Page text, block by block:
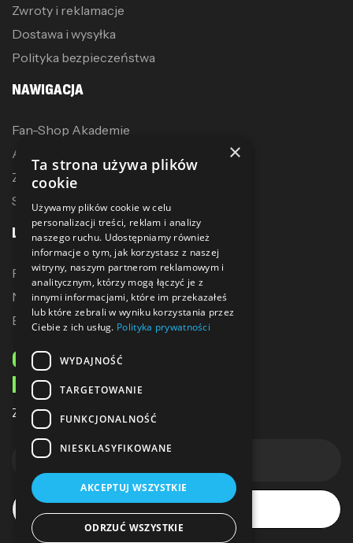
Zwroty i reklamacje
Dostawa i wysyłka
Polityka bezpieczeństwa
NAWIGACJA
Fan-Shop Akademie
Akcesoria treningowe
Zostań dystrybutorem
Sublimacja
LINKI
Promocje
Nowe produkty
Bestsellery
ODBIERZ 10% ZNIŻKI
NA PIERWSZE ZAKUPY
Zapisz się do naszego newslettera
Subskrybuj
×
Ta strona używa plików
cookie
Używamy plików cookie w celu
personalizacji treści, reklam i analizy
naszego ruchu. Udostępniamy również
informacje o tym, jak korzystasz z naszej
witryny, naszym partnerom reklamowym i
analitycznym, którzy mogą łączyć je z
innymi informacjami, które im przekazałeś
lub które zebrali w wyniku korzystania przez
Ciebie z ich usług. Polityka prywatności
WYDAJNOŚĆ
TARGETOWANIE
FUNKCJONALNOŚĆ
NIESKLASYFIKOWANE
AKCEPTUJ WSZYSTKIE
ODRZUĆ WSZYSTKIE